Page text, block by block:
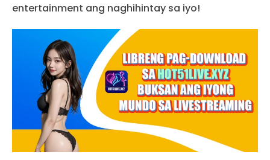
entertainment ang naghihintay sa iyo!